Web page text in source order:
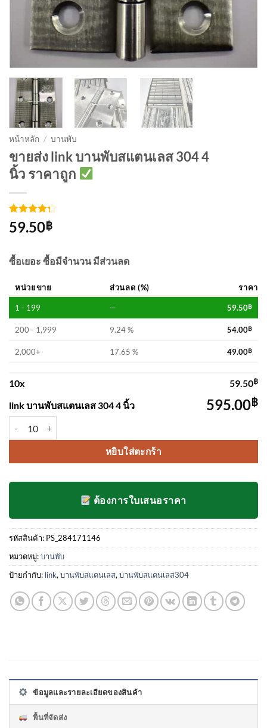
หน้าหลัก / บานพับ
ขายส่ง link บานพับสแตนเลส 304 4
นิ้ว ราคาถูก
ให้
คะแนน
เต็มบน
4
ของ
ลูกค้า
59.50฿
ซื้อเยอะ ซื้อมีจำนวน มีส่วนลด
หน่วยขาย ส่วนลด (%) ราคา
1 - 199 — 59.50฿
200 - 1,999 9.24 % 54.00฿
2,000+ 17.65 % 49.00฿
10x 59.50฿
link บานพับสแตนเลส 304 4 นิ้ว 595.00฿
หยิบใส่ตะกร้า
ต้องการใบเสนอราคา
รหัสสินค้า: PS_284171146
หมวดหมู่:บานพับ
ป้ายกำกับ: link, บานพับสแตนเลส, บานพับสแตนเลส304
ข้อมูลและรายละเอียดของสินค้า
พื้นที่จัดส่ง